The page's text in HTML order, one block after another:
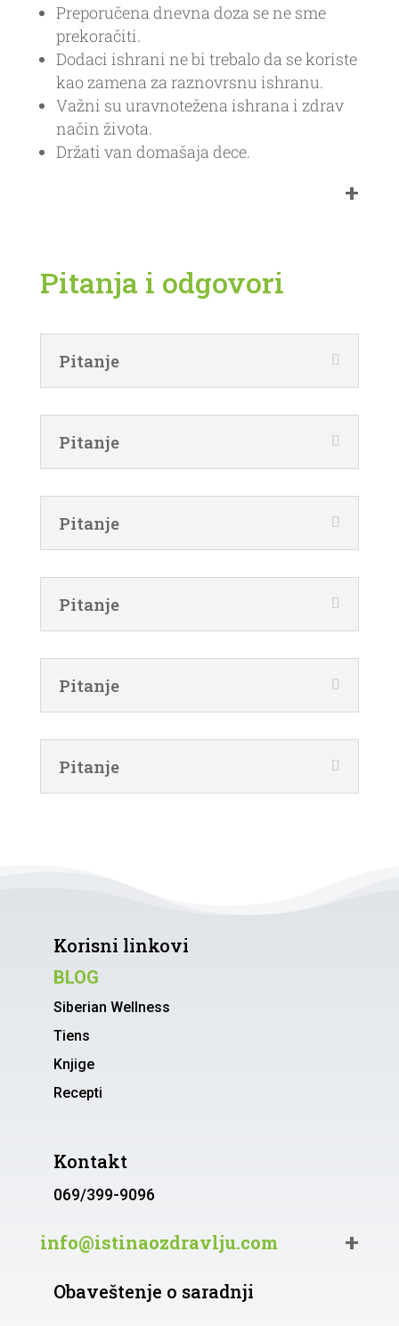
Preporučena dnevna doza se ne sme
prekoračiti.
Dodaci ishrani ne bi trebalo da se koriste
kao zamena za raznovrsnu ishranu.
Važni su uravnotežena ishrana i zdrav
način života.
Držati van domašaja dece.
Pitanja i odgovori
Pitanje
Pitanje
Pitanje
Pitanje
Pitanje
Pitanje
Korisni linkovi
BLOG
Siberian Wellness
Tiens
Knjige
Recepti
Kontakt
069/399-9096
info@istinaozdravlju.com
Obaveštenje o saradnji